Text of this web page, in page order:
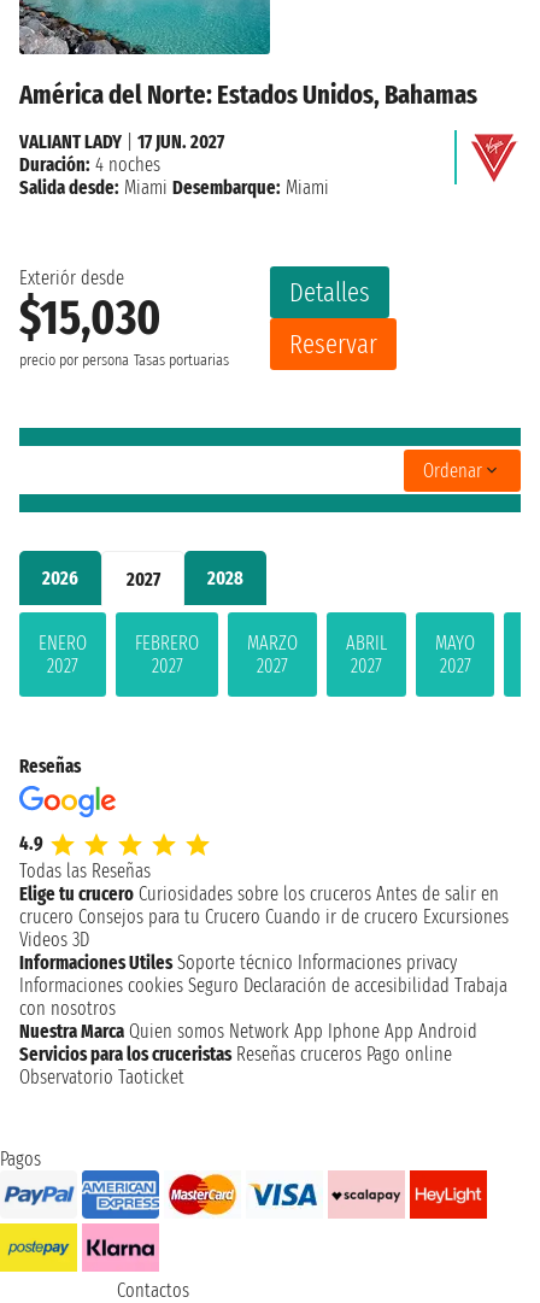
2026 2027 2028
ENERO
2027
FEBRERO
2027
MARZO
2027
ABRIL
2027
MAYO
2027
América del Norte: Estados Unidos, Bahamas
Exteriór desde
$15,030
precio por persona Tasas portuarias
Detalles
Reservar
VALIANT LADY
17 JUN. 2027
Duración: 4 noches
Salida desde: Miami Desembarque: Miami
Ordenar
Reseñas
4.9
Todas las Reseñas
Elige tu crucero Curiosidades sobre los cruceros Antes de salir en
crucero Consejos para tu Crucero Cuando ir de crucero Excursiones
Videos 3D
Informaciones Utiles Soporte técnico Informaciones privacy
Informaciones cookies Seguro Declaración de accesibilidad Trabaja
con nosotros
Nuestra Marca Quien somos Network App Iphone App Android
Servicios para los cruceristas Reseñas cruceros Pago online
Observatorio Taoticket
Pagos
Contactos